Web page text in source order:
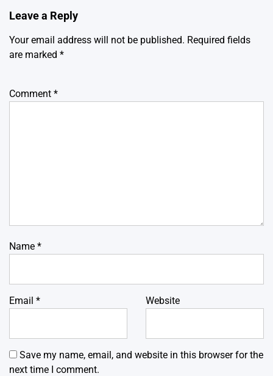
Leave a Reply
Your email address will not be published. Required fields
are marked *
Comment *
Name *
Email * Website
Save my name, email, and website in this browser for the
next time I comment.